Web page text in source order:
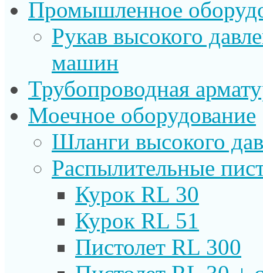
Промышленное
Рукав высокого
машин
Трубопроводная
Моечное оборудование
Шланги высокого
Распылительные
Курок RL 30
Курок RL 51
Пистолет RL 300